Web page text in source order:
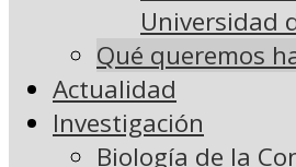
Universidad
Qué queremos
Actualidad
Investigación
Biología de la